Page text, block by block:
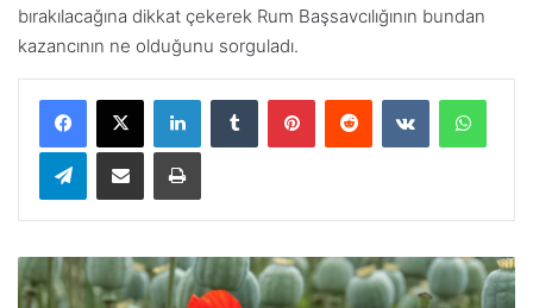
bırakılacağına dikkat çekerek Rum Başsavcılığının bundan
kazancının ne olduğunu sorguladı.
Telegram
G
ü